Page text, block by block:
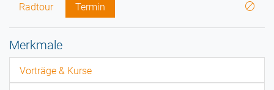
Radtour Termin
Merkmale
Vorträge & Kurse